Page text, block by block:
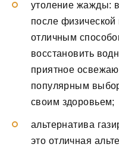
утоление жажды:
после физической
отличным
восстановить
приятное
популярным
своим здоровьем;
альтернатива
это отличная